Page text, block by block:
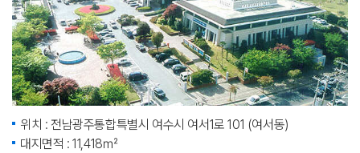
위치 : 전남광주통합특별시 여수시 여서1로 101 (여서동)
대지면적 : 11,418㎡